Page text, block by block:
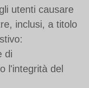
utenti causare
inclusi, a titolo
di
l'integrità del